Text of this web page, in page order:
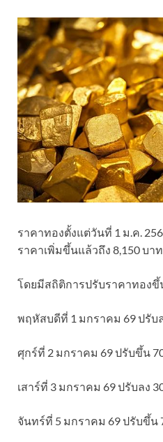
ราคาทองตั้งแต่วันที่ 1 ม.ค.
ราคาเพิ่มขึ้นแล้วถึง 8,150 บาท
โดยมีสถิติการปรับราคาทองขึ้
พฤหัสบดีที่ 1 มกราคม 69 ปรับ
ศุกร์ที่ 2 มกราคม 69 ปรับขึ้น
เสาร์ที่ 3 มกราคม 69 ปรับลง
จันทร์ที่ 5 มกราคม 69 ปรับขึ้น